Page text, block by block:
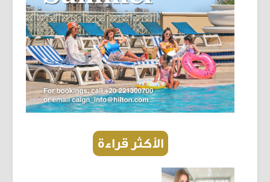
الأكثر قراءة